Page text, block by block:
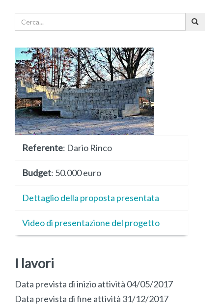
Referente: Dario Rinco
Budget: 50.000 euro
Dettaglio della proposta presentata
Video di presentazione del progetto
I lavori
Data prevista di inizio attività 04/05/2017
Data prevista di fine attività 31/12/2017